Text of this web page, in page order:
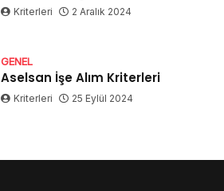
Kriterleri 2 Aralık 2024
GENEL
Aselsan İşe Alım Kriterleri
Kriterleri 25 Eylül 2024